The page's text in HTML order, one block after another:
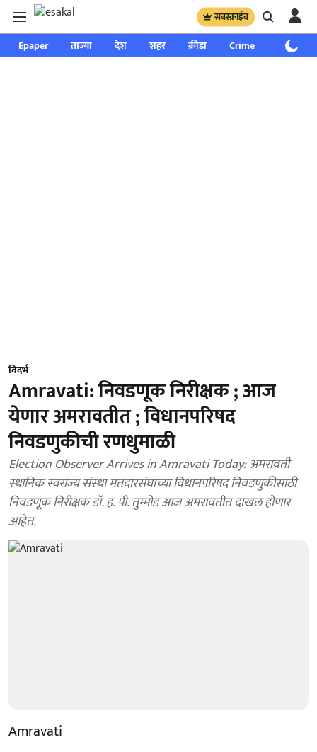
सबस्क्राईब
Epaper ताज्या देश शहर क्रीडा Crime साप्ताहिक
विदर्भ
Amravati: निवडणूक निरीक्षक ; आज
येणार अमरावतीत ; विधानपरिषद
निवडणुकीची रणधुमाळी
Election Observer Arrives in Amravati Today: अमरावती
स्थानिक स्वराज्य संस्था मतदारसंघाच्या विधानपरिषद निवडणुकीसाठी
निवडणूक निरीक्षक डॉ. ह. पी. तुम्मोड आज अमरावतीत दाखल होणार
आहेत.
Amravati